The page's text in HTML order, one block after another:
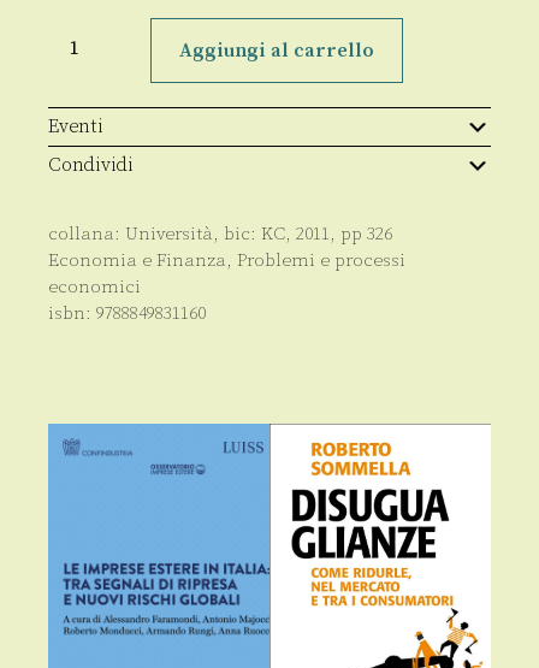
internazionale
nell'area
del
Mediterraneo
quantità
Aggiungi al carrello
Eventi
Condividi
collana: Università, bic: KC, 2011, pp 326
Economia e Finanza, Problemi e processi
economici
isbn: 9788849831160